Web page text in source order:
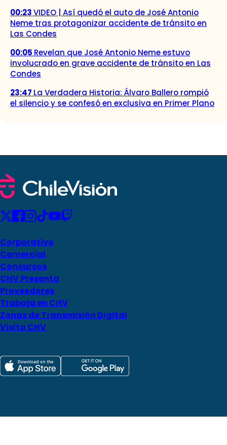
00:23VIDEO | Así quedó el auto de José Antonio
Neme tras protagonizar accidente de tránsito en
Las Condes
00:05 Revelan que José Antonio Neme estuvo
involucrado en grave accidente de tránsito en Las
Condes
23:47 La Verdadera Historia: Álvaro Ballero rompió
el silencio y se confesó en exclusiva en Primer Plano
Corporativo
Comercial
Concursos
CHV Presenta
Proveedores
Trabaja en CHV
Zonas de Transmisión Digital
Visita CHV